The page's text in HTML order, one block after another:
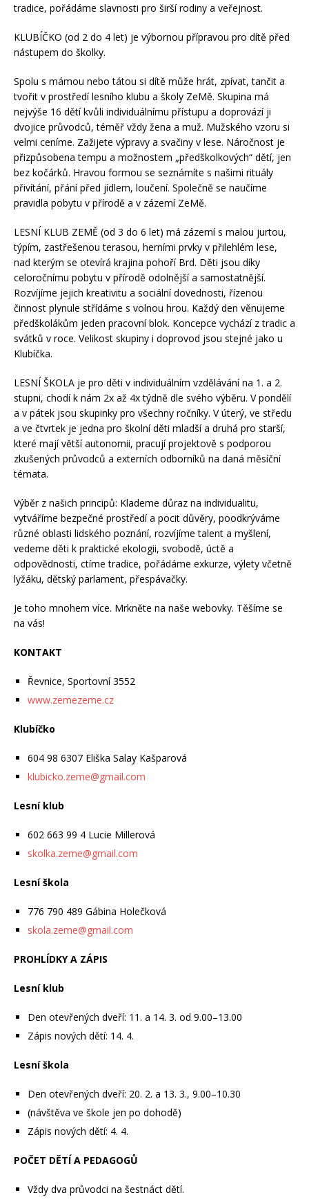
tradice, pořádáme slavnosti pro širší rodiny a veřejnost.
KLUBÍČKO (od 2 do 4 let) je výbornou přípravou pro dítě před
nástupem do školky.
Spolu s mámou nebo tátou si dítě může hrát, zpívat, tančit a
tvořit v prostředí lesního klubu a školy ZeMě. Skupina má
nejvýše 16 dětí kvůli individuálnímu přístupu a doprovází ji
dvojice průvodců, téměř vždy žena a muž. Mužského vzoru si
velmi ceníme. Zažijete výpravy a svačiny v lese. Náročnost je
přizpůsobena tempu a možnostem „předškolkových“ dětí, jen
bez kočárků. Hravou formou se seznámíte s našimi rituály
přivítání, přání před jídlem, loučení. Společně se naučíme
pravidla pobytu v přírodě a v zázemí ZeMě.
LESNÍ KLUB ZEMĚ (od 3 do 6 let) má zázemí s malou jurtou,
týpím, zastřešenou terasou, herními prvky v přilehlém lese,
nad kterým se otevírá krajina pohoří Brd. Děti jsou díky
celoročnímu pobytu v přírodě odolnější a samostatnější.
Rozvíjíme jejich kreativitu a sociální dovednosti, řízenou
činnost plynule střídáme s volnou hrou. Každý den věnujeme
předškolákům jeden pracovní blok. Koncepce vychází z tradic a
svátků v roce. Velikost skupiny i doprovod jsou stejné jako u
Klubíčka.
LESNÍ ŠKOLA je pro děti v individuálním vzdělávání na 1. a 2.
stupni, chodí k nám 2x až 4x týdně dle svého výběru. V pondělí
a v pátek jsou skupinky pro všechny ročníky. V úterý, ve středu
a ve čtvrtek je jedna pro školní děti mladší a druhá pro starší,
které mají větší autonomii, pracují projektově s podporou
zkušených průvodců a externích odborníků na daná měsíční
témata.
Výběr z našich principů: Klademe důraz na individualitu,
vytváříme bezpečné prostředí a pocit důvěry, poodkrýváme
různé oblasti lidského poznání, rozvíjíme talent a myšlení,
vedeme děti k praktické ekologii, svobodě, úctě a
odpovědnosti, ctíme tradice, pořádáme exkurze, výlety včetně
lyžáku, dětský parlament, přespávačky.
Je toho mnohem více. Mrkněte na naše webovky. Těšíme se
na vás!
KONTAKT
Řevnice, Sportovní 3552
www.zemezeme.cz
Klubíčko
604 98 6307 Eliška Salay Kašparová
klubicko.zeme@gmail.com
Lesní klub
602 663 99 4 Lucie Millerová
skolka.zeme@gmail.com
Lesní škola
776 790 489 Gábina Holečková
skola.zeme@gmail.com
PROHLÍDKY A ZÁPIS
Lesní klub
Den otevřených dveří: 11. a 14. 3. od 9.00–13.00
Zápis nových dětí: 14. 4.
Lesní škola
Den otevřených dveří: 20. 2. a 13. 3., 9.00–10.30
(návštěva ve škole jen po dohodě)
Zápis nových dětí: 4. 4.
POČET DĚTÍ A PEDAGOGŮ
Vždy dva průvodci na šestnáct dětí.